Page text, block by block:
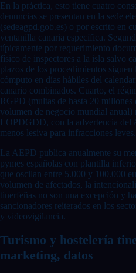
En la práctica, esto tiene cuatro
denuncias se presentan en la sede
(sedeagpd.gob.es) o por escrito en
ventanilla canaria específica.
típicamente por requerimiento
físico de inspectores a la isla salvo
plazos de los procedimientos
cómputo en días hábiles del
canario combinados. Cuarto, el
RGPD (multas de hasta 20
volumen de negocio mundial
LOPDGDD, con la advertencia del
menos lesiva para infracciones leves.
La AEPD publica anualmente su
pymes españolas con plantilla
que oscilan entre 5.000 y 100.000
volumen de afectados, la
tinerfeñas no son una excepción y
sancionadores reiterados en los
y videovigilancia.
Turismo y hostelería
marketing, datos